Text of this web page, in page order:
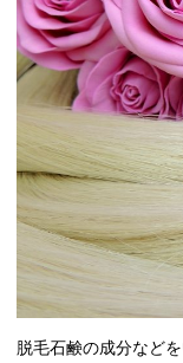
脱毛石鹸の成分など